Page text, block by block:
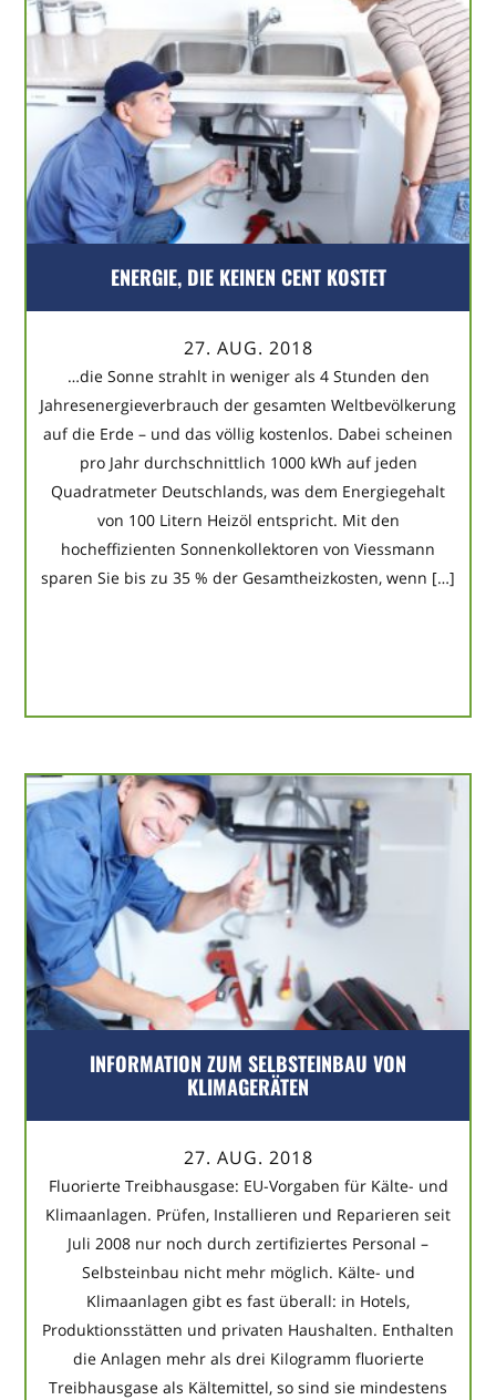
ENERGIE, DIE KEINEN CENT KOSTET
27. AUG. 2018
…die Sonne strahlt in weniger als 4 Stunden den
Jahresenergieverbrauch der gesamten Weltbevölkerung
auf die Erde – und das völlig kostenlos. Dabei scheinen
pro Jahr durchschnittlich 1000 kWh auf jeden
Quadratmeter Deutschlands, was dem Energiegehalt
von 100 Litern Heizöl entspricht. Mit den
hocheffizienten Sonnenkollektoren von Viessmann
sparen Sie bis zu 35 % der Gesamtheizkosten, wenn […]
INFORMATION ZUM SELBSTEINBAU VON
KLIMAGERÄTEN
27. AUG. 2018
Fluorierte Treibhausgase: EU-Vorgaben für Kälte- und
Klimaanlagen. Prüfen, Installieren und Reparieren seit
Juli 2008 nur noch durch zertifiziertes Personal –
Selbsteinbau nicht mehr möglich. Kälte- und
Klimaanlagen gibt es fast überall: in Hotels,
Produktionsstätten und privaten Haushalten. Enthalten
die Anlagen mehr als drei Kilogramm fluorierte
Treibhausgase als Kältemittel, so sind sie mindestens